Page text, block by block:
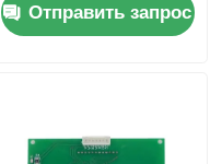
глубиной цвета 105,5
мм * 67,2 мм * 3,0
Отправить запрос